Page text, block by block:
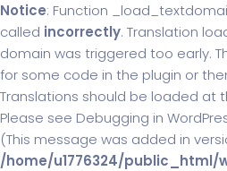
Notice: Function
called incorrectly. Translation
domain was triggered too early.
for some code in the plugin or
Translations should be loaded at
Please see Debugging in
(This message was added in
/home/u1776324/public_html/